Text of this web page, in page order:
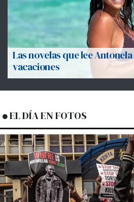
Las novelas que lee
vacaciones
EL DÍA EN FOTOS